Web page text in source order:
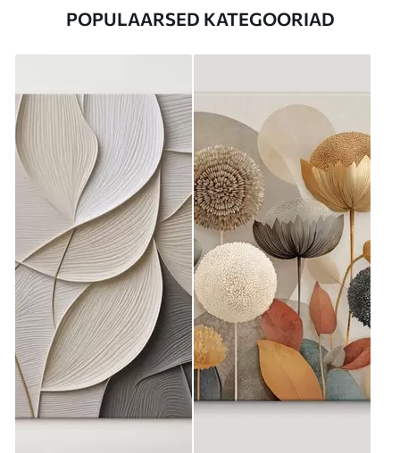
POPULAARSED KATEGOORIAD